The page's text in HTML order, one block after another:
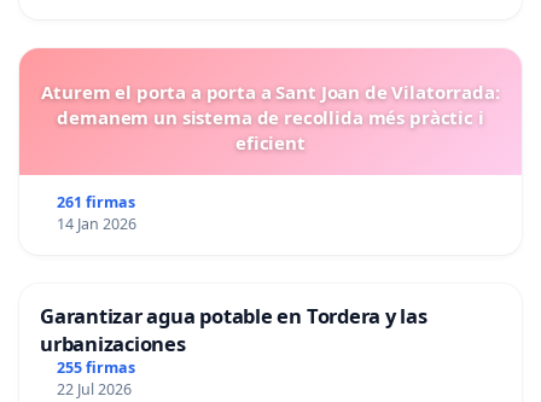
Aturem el porta a porta a Sant Joan de Vilatorrada:
demanem un sistema de recollida més pràctic i
eficient
261 firmas
14 Jan 2026
Garantizar agua potable en Tordera y las
urbanizaciones
255 firmas
22 Jul 2026